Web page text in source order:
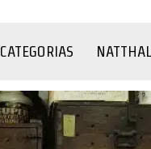
CATEGORIAS